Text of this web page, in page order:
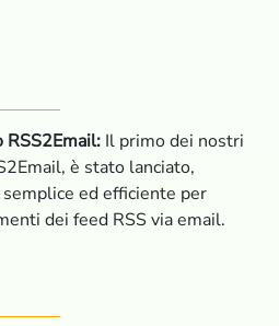
RSS2Email: Il primo dei nostri
è stato lanciato,
ed efficiente per
dei feed RSS via email.